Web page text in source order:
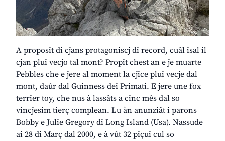
A proposit di cjans protagoniscj di record, cuâl isal il
cjan plui vecjo tal mont? Propit chest an e je muarte
Pebbles che e jere al moment la cjice plui vecje dal
mont, daûr dal Guinness dei Primati. E jere une fox
terrier toy, che nus à lassâts a cinc mês dal so
vincjesim tierç complean. Lu àn anunziât i parons
Bobby e Julie Gregory di Long Island (Usa). Nassude
ai 28 di Març dal 2000, e à vût 32 piçui cul so